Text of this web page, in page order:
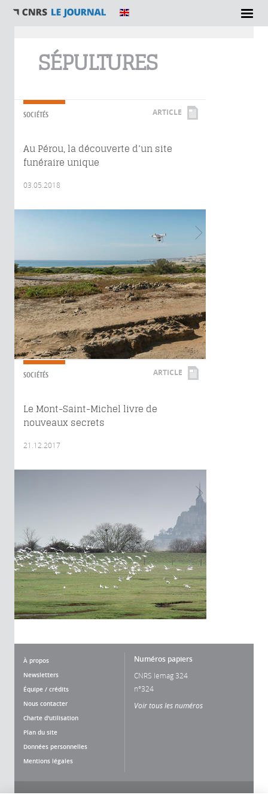
SÉPULTURES
SOCIÉTÉS ARTICLE
Au Pérou, la découverte d’un site
funéraire unique
03.05.2018
SOCIÉTÉS ARTICLE
Le Mont-Saint-Michel livre de
nouveaux secrets
21.12.2017
À propos
Newsletters
Équipe / crédits
Nous contacter
Charte d'utilisation
Plan du site
Données personnelles
Mentions légales
Numéros papiers
CNRS lemag 324
n°324
Voir tous les numéros